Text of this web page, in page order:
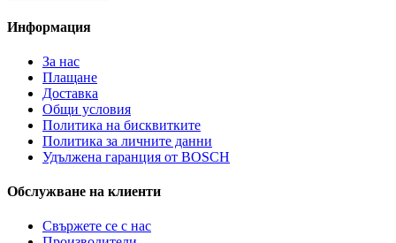
Информация
За нас
Плащане
Доставка
Общи условия
Политика на бисквитките
Политика за личните данни
Удължена гаранция от BOSCH
Обслужване на клиенти
Свържете се с нас